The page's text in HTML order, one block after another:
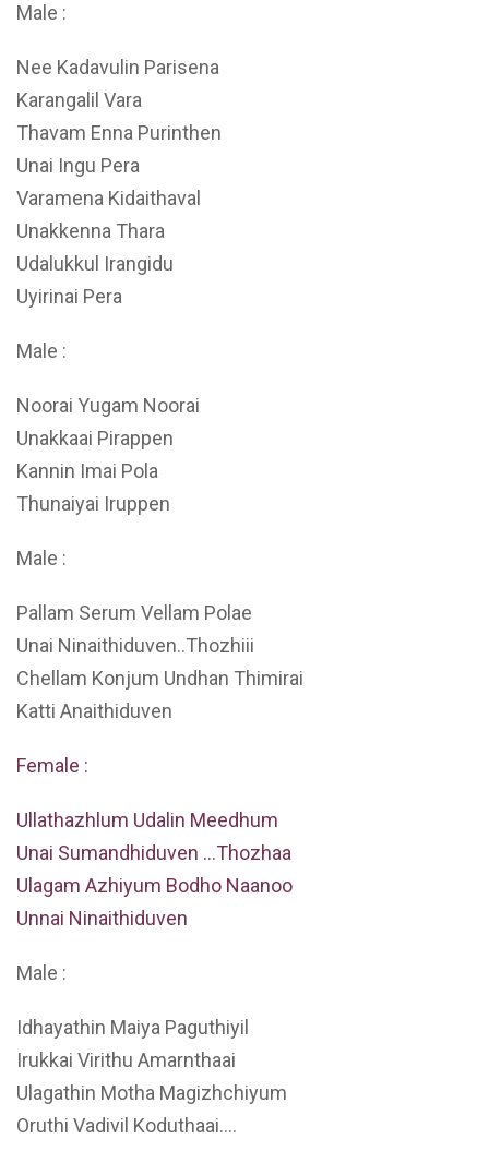
Male :
Nee Kadavulin Parisena
Karangalil Vara
Thavam Enna Purinthen
Unai Ingu Pera
Varamena Kidaithaval
Unakkenna Thara
Udalukkul Irangidu
Uyirinai Pera
Male :
Noorai Yugam Noorai
Unakkaai Pirappen
Kannin Imai Pola
Thunaiyai Iruppen
Male :
Pallam Serum Vellam Polae
Unai Ninaithiduven..Thozhiii
Chellam Konjum Undhan Thimirai
Katti Anaithiduven
Female :
Ullathazhlum Udalin Meedhum
Unai Sumandhiduven …Thozhaa
Ulagam Azhiyum Bodho Naanoo
Unnai Ninaithiduven
Male :
Idhayathin Maiya Paguthiyil
Irukkai Virithu Amarnthaai
Ulagathin Motha Magizhchiyum
Oruthi Vadivil Koduthaai….